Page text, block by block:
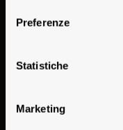
Preferenze
Statistiche
Marketing